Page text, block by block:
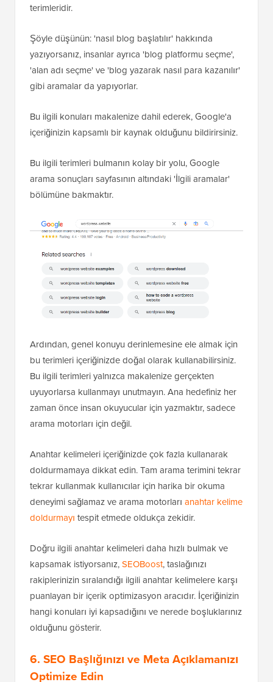
terimleridir.
Şöyle düşünün: 'nasıl blog başlatılır' hakkında
yazıyorsanız, insanlar ayrıca 'blog platformu seçme',
'alan adı seçme' ve 'blog yazarak nasıl para kazanılır'
gibi aramalar da yapıyorlar.
Bu ilgili konuları makalenize dahil ederek, Google'a
içeriğinizin kapsamlı bir kaynak olduğunu bildirirsiniz.
Bu ilgili terimleri bulmanın kolay bir yolu, Google
arama sonuçları sayfasının altındaki 'İlgili aramalar'
bölümüne bakmaktır.
Ardından, genel konuyu derinlemesine ele almak için
bu terimleri içeriğinizde doğal olarak kullanabilirsiniz.
Bu ilgili terimleri yalnızca makalenize gerçekten
uyuyorlarsa kullanmayı unutmayın. Ana hedefiniz her
zaman önce insan okuyucular için yazmaktır, sadece
arama motorları için değil.
Anahtar kelimeleri içeriğinizde çok fazla kullanarak
doldurmamaya dikkat edin. Tam arama terimini tekrar
tekrar kullanmak kullanıcılar için harika bir okuma
deneyimi sağlamaz ve arama motorları anahtar kelime
doldurmayı tespit etmede oldukça zekidir.
Doğru ilgili anahtar kelimeleri daha hızlı bulmak ve
kapsamak istiyorsanız,SEOBoost, taslağınızı
rakiplerinizin sıralandığı ilgili anahtar kelimelere karşı
puanlayan bir içerik optimizasyon aracıdır. İçeriğinizin
hangi konuları iyi kapsadığını ve nerede boşluklarınız
olduğunu gösterir.
6. SEO Başlığınızı ve Meta Açıklamanızı
Optimize Edin